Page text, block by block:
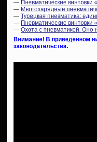
— Пневматические винтовки
— Многозарядные
— Турецкая пневматика:
— Пневматические винтовки
— Охота с пневматикой. Оно
Внимание! В приведенном
законодательства.